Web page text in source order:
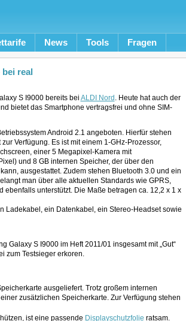
News Tools Fragen
bei real
S I9000 bereits bei ALDI Nord . Heute hat auch der
bietet das Smartphone vertragsfrei und ohne SIM-
Android 2.1 angeboten. Hierfür stehen
Verfügung. Es ist mit einem 1-GHz-Prozessor,
einer 5 Megapixel-Kamera mit
und 8 GB internen Speicher, der über den
ausgestattet. Zudem stehen Bluetooth 3.0 und ein
man über alle aktuellen Standards wie GPRS,
ebenfalls unterstützt. Die Maße betragen ca. 12,2 x 1 x
Ladekabel, ein Datenkabel, ein Stereo-Headset sowie
Galaxy S I9000 im Heft 2011/01 insgesamt mit „Gut“
zum Testsieger erkoren.
ausgeliefert. Trotz großem internen
zusätzlichen Speicherkarte. Zur Verfügung stehen
ist eine passende Displayschutzfolie ratsam.